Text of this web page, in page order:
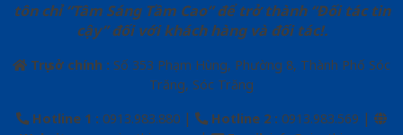
tôn chỉ “Tâm Sáng Tầm Cao” để trở thành “Đối tác tin
cậy” đối với khách hàng và đối tác!.
Trụ sở chính : Số 353 Phạm Hùng, Phường 8, Thành Phố Sóc
Trăng, Sóc Trăng
Hotline 1 : 0913.983.880 | Hotline 2 : 0913.983.569 |